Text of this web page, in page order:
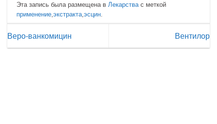
Эта запись была размещена в Лекарства с меткой
применение ,экстракта ,эсцин
Веро-ванкомицин Вентилор